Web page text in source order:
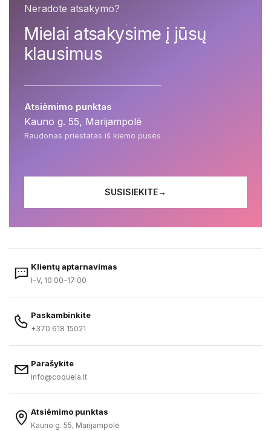
Neradote atsakymo?
Mielai atsakysime į jūsų
klausimus
Atsiėmimo punktas
Kauno g. 55, Marijampolė
Raudonas priestatas iš kiemo pusės
SUSISIEKITE→
Klientų aptarnavimas
I–V, 10:00–17:00
Paskambinkite
+370 618 15021
Parašykite
info@coquela.lt
Atsiėmimo punktas
Kauno g. 55, Marijampolė